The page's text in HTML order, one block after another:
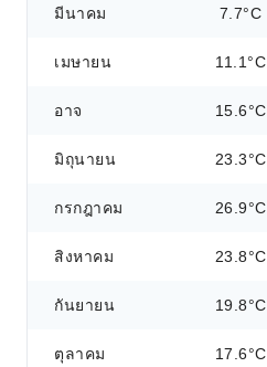
มีนาคม 7.7°C
เมษายน 11.1°C
อาจ 15.6°C
มิถุนายน 23.3°C
กรกฎาคม 26.9°C
สิงหาคม 23.8°C
กันยายน 19.8°C
ตุลาคม 17.6°C